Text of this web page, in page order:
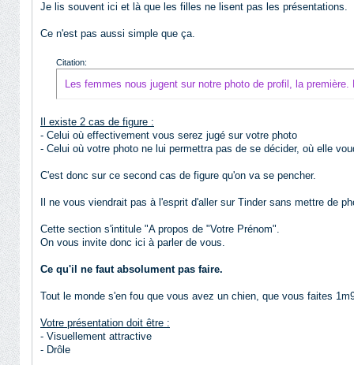
Je lis souvent ici et là que les filles ne lisent pas les présentations.
Ce n'est pas aussi simple que ça.
Citation:
Les femmes nous jugent sur notre photo de profil, la
Il existe 2 cas de figure :
- Celui où effectivement vous serez jugé sur votre photo
- Celui où votre photo ne lui permettra pas de se décider, où elle
C'est donc sur ce second cas de figure qu'on va se pencher.
Il ne vous viendrait pas à l'esprit d'aller sur Tinder sans mettre de
Cette section s'intitule "A propos de "Votre Prénom".
On vous invite donc ici à parler de vous.
Ce qu'il ne faut absolument pas faire.
Tout le monde s'en fou que vous avez un chien, que vous faites
Votre présentation doit être :
- Visuellement attractive
- Drôle